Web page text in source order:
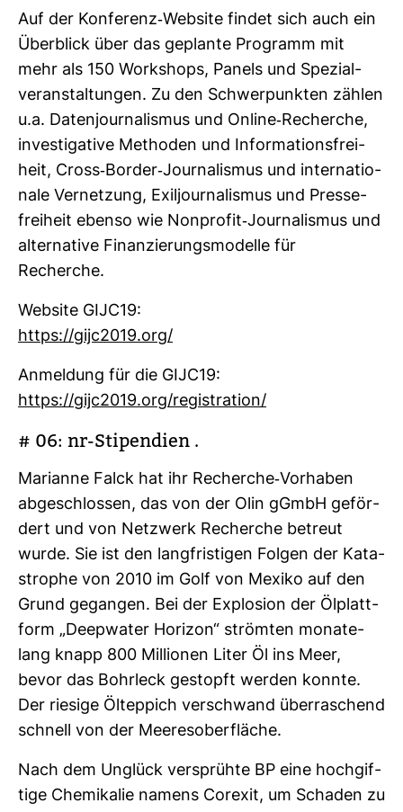
Auf der Kon­fe­renz-​Web­site findet sich auch ein
Über­blick über das geplante Pro­gramm mit
mehr als 150 Work­shops, Panels und Spe­zi­al­
ver­an­stal­tungen. Zu den Schwer­punkten zählen
u.a. Daten­jour­na­lismus und Online-​Recherche,
inves­ti­ga­tive Methoden und Infor­ma­ti­ons­frei­
heit, Cross-​Border-​Jour­na­lismus und inter­na­tio­
nale Ver­net­zung, Exil­jour­na­lismus und Pres­se­
frei­heit ebenso wie Non­profit-​Jour­na­lismus und
alter­na­tive Finan­zie­rungs­mo­delle für
Recherche.
Web­site GIJC19:
https://gijc2019.org/
Anmel­dung für die GIJC19:
https://gijc2019.org/regis­tra­tion/
# 06: nr-​Sti­pen­dien .
Mari­anne Falck hat ihr Recherche-​Vor­haben
abge­schlossen, das von der Olin gGmbH geför­
dert und von Netz­werk Recherche betreut
wurde. Sie ist den lang­fris­tigen Folgen der Kata­
strophe von 2010 im Golf von Mexiko auf den
Grund gegangen. Bei der Explo­sion der Ölplatt­
form „Deep­water Horizon“ strömten mona­te­
lang knapp 800 Mil­lionen Liter Öl ins Meer,
bevor das Bohr­leck gestopft werden konnte.
Der rie­sige Öltep­pich ver­schwand über­ra­schend
schnell von der Mee­res­ober­fläche.
Nach dem Unglück ver­sprühte BP eine hoch­gif­
tige Che­mi­kalie namens Cor­exit, um Schaden zu